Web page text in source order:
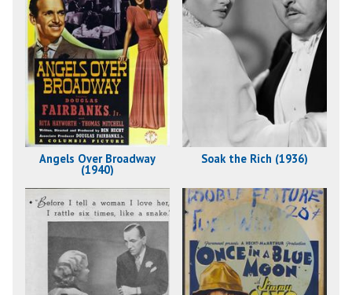
Angels Over Broadway
(1940)
Soak the Rich (1936)